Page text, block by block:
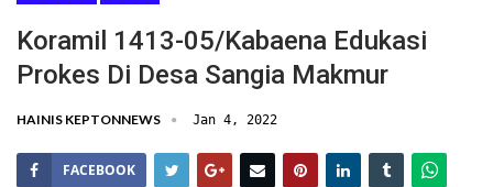
Koramil 1413-05/Kabaena Edukasi
Prokes Di Desa Sangia Makmur
HAINIS KEPTONNEWS Jan 4, 2022
FACEBOOK